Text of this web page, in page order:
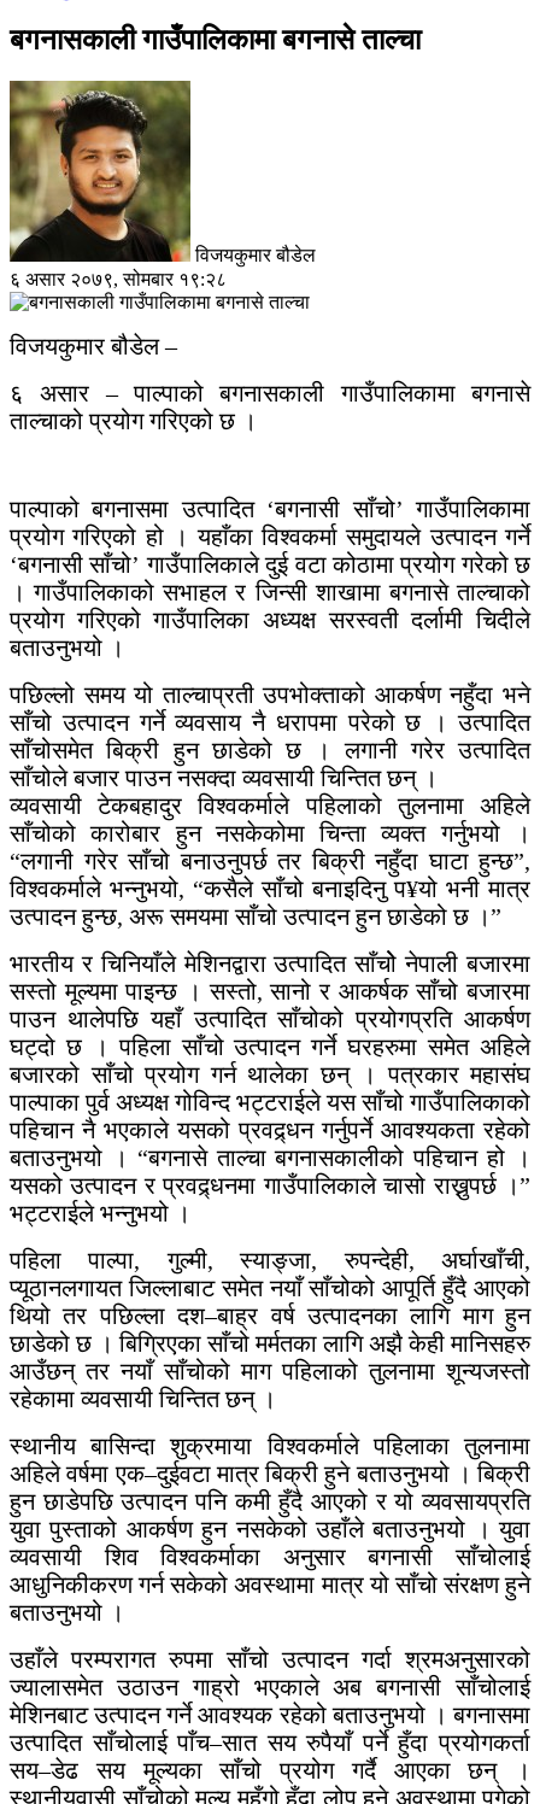
बगनासकाली गाउँपालिकामा बगनासे ताल्चा
विजयकुमार बौडेल
६ असार २०७९, सोमबार १९:२८
विजयकुमार बौडेल –
६ असार – पाल्पाको बगनासकाली गाउँपालिकामा बगनासे
ताल्चाको प्रयोग गरिएको छ ।
पाल्पाको बगनासमा उत्पादित ‘बगनासी साँचो’ गाउँपालिकामा
प्रयोग गरिएको हो । यहाँका विश्वकर्मा समुदायले उत्पादन गर्ने
‘बगनासी साँचो’ गाउँपालिकाले दुई वटा कोठामा प्रयोग गरेको छ
। गाउँपालिकाको सभाहल र जिन्सी शाखामा बगनासे ताल्चाको
प्रयोग गरिएको गाउँपालिका अध्यक्ष सरस्वती दर्लामी चिदीले
बताउनुभयो ।
पछिल्लो समय यो ताल्चाप्रती उपभोक्ताको आकर्षण नहुँदा भने
साँचो उत्पादन गर्ने व्यवसाय नै धरापमा परेको छ । उत्पादित
साँचोसमेत बिक्री हुन छाडेको छ । लगानी गरेर उत्पादित
साँचोले बजार पाउन नसक्दा व्यवसायी चिन्तित छन् ।
व्यवसायी टेकबहादुर विश्वकर्माले पहिलाको तुलनामा अहिले
साँचोको कारोबार हुन नसकेकोमा चिन्ता व्यक्त गर्नुभयो ।
“लगानी गरेर साँचो बनाउनुपर्छ तर बिक्री नहुँदा घाटा हुन्छ”,
विश्वकर्माले भन्नुभयो, “कसैले साँचो बनाइदिनु प¥यो भनी मात्र
उत्पादन हुन्छ, अरू समयमा साँचो उत्पादन हुन छाडेको छ ।”
भारतीय र चिनियाँले मेशिनद्वारा उत्पादित साँचोे नेपाली बजारमा
सस्तो मूल्यमा पाइन्छ । सस्तो, सानो र आकर्षक साँचो बजारमा
पाउन थालेपछि यहाँ उत्पादित साँचोको प्रयोगप्रति आकर्षण
घट्दो छ । पहिला साँचो उत्पादन गर्ने घरहरुमा समेत अहिले
बजारको साँचो प्रयोग गर्न थालेका छन् । पत्रकार महासंघ
पाल्पाका पुर्व अध्यक्ष गोविन्द भट्टराईले यस साँचो गाउँपालिकाको
पहिचान नै भएकाले यसको प्रवद्र्धन गर्नुपर्ने आवश्यकता रहेको
बताउनुभयो । “बगनासे ताल्चा बगनासकालीको पहिचान हो ।
यसको उत्पादन र प्रवद्र्धनमा गाउँपालिकाले चासो राख्नुपर्छ ।”
भट्टराईले भन्नुभयो ।
पहिला पाल्पा, गुल्मी, स्याङ्जा, रुपन्देही, अर्घाखाँची,
प्यूठानलगायत जिल्लाबाट समेत नयाँ साँचोको आपूर्ति हुँदै आएको
थियो तर पछिल्ला दश–बाह्र वर्ष उत्पादनका लागि माग हुन
छाडेको छ । बिग्रिएका साँचो मर्मतका लागि अझै केही मानिसहरु
आउँछन् तर नयाँ साँचोको माग पहिलाको तुलनामा शून्यजस्तो
रहेकामा व्यवसायी चिन्तित छन् ।
स्थानीय बासिन्दा शुक्रमाया विश्वकर्माले पहिलाका तुलनामा
अहिले वर्षमा एक–दुईवटा मात्र बिक्री हुने बताउनुभयो । बिक्री
हुन छाडेपछि उत्पादन पनि कमी हुँदै आएको र यो व्यवसायप्रति
युवा पुस्ताको आकर्षण हुन नसकेको उहाँले बताउनुभयो । युवा
व्यवसायी शिव विश्वकर्माका अनुसार बगनासी साँचोलाई
आधुनिकीकरण गर्न सकेको अवस्थामा मात्र यो साँचो संरक्षण हुने
बताउनुभयो ।
उहाँले परम्परागत रुपमा साँचो उत्पादन गर्दा श्रमअनुसारको
ज्यालासमेत उठाउन गाह्रो भएकाले अब बगनासी साँचोलाई
मेशिनबाट उत्पादन गर्ने आवश्यक रहेको बताउनुभयो । बगनासमा
उत्पादित साँचोलाई पाँच–सात सय रुपैयाँ पर्ने हुँदा प्रयोगकर्ता
सय–डेढ सय मूल्यका साँचो प्रयोग गर्दै आएका छन् ।
स्थानीयवासी साँचोको मूल्य महँगो हुँदा लोप हुने अवस्थामा पुगेको